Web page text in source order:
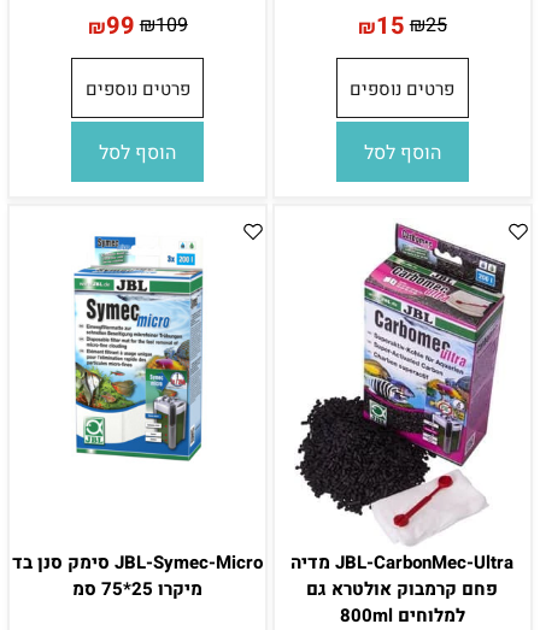
₪25
₪15
פרטים נוספים
הוסף לסל
₪109
₪99
פרטים נוספים
הוסף לסל
JBL-CarbonMec-Ultra מדיה
פחם קרמבוק אולטרא גם
למלוחים 800ml
JBL-Symec-Micro סימק סנן בד
מיקרו 25*75 סמ